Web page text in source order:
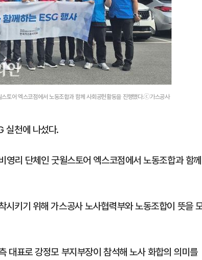
토어 엑스코점에서 노동조합과 함께 사회공헌활동을 진행했다.ⓒ가스공사
실천에 나섰다.
리 단체인 굿윌스토어 엑스코점에서 노동조합과 함께
키기 위해 가스공사 노사협력부와 노동조합이 뜻을
대표로 강정모 부지부장이 참석해 노사 화합의 의미를